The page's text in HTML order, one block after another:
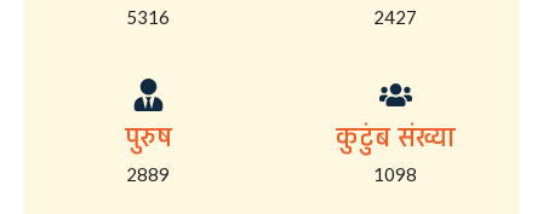
5316 2427
पुरुष
2889
कुटुंब संख्या
1098